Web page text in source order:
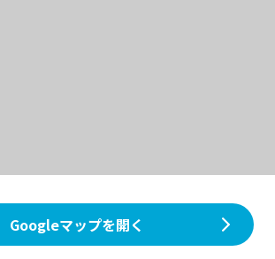
Googleマップを開く